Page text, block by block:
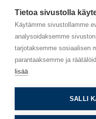
Tietoa sivustolla
Käytämme sivustollamme
analysoidaksemme
tarjotaksemme sosiaalisen
parantaaksemme ja
lisää
SALLI
Lisätiedot